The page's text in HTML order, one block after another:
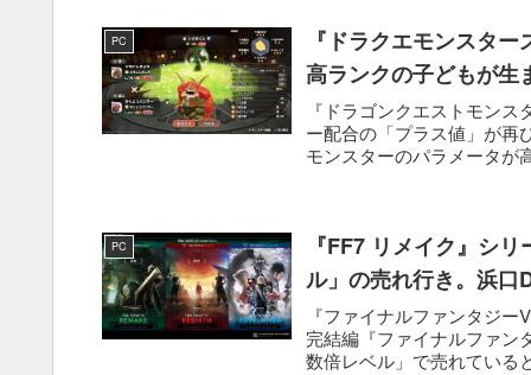
PC
『ドラクエモンスタ
高ランクの子どもが生
『ドラゴンクエストモン
ー配合の「プラス値」が再
モンスターのパラメータが
PC
『FF7 リメイク』シ
ル」の売れ行き。浜口
『ファイナルファンタジ
完結編『ファイナルファン
数倍レベル」で売れている